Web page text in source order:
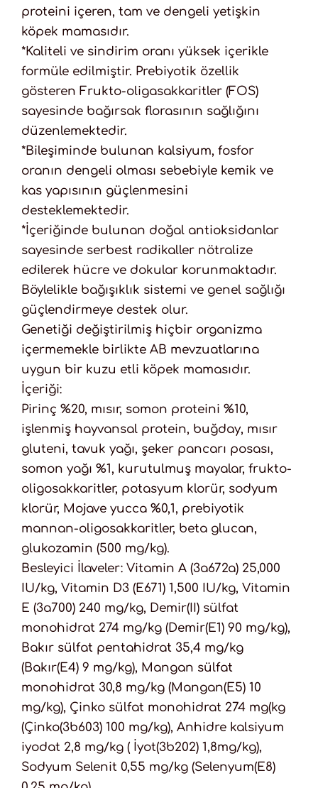
proteini içeren, tam ve dengeli yetişkin
köpek mamasıdır.
*Kaliteli ve sindirim oranı yüksek içerikle
formüle edilmiştir. Prebiyotik özellik
gösteren Frukto-oligasakkaritler (FOS)
sayesinde bağırsak florasının sağlığını
düzenlemektedir.
*Bileşiminde bulunan kalsiyum, fosfor
oranın dengeli olması sebebiyle kemik ve
kas yapısının güçlenmesini
desteklemektedir.
*İçeriğinde bulunan doğal antioksidanlar
sayesinde serbest radikaller nötralize
edilerek hücre ve dokular korunmaktadır.
Böylelikle bağışıklık sistemi ve genel sağlığı
güçlendirmeye destek olur.
Genetiği değiştirilmiş hiçbir organizma
içermemekle birlikte AB mevzuatlarına
uygun bir kuzu etli köpek mamasıdır.
İçeriği:
Pirinç %20, mısır, somon proteini %10,
işlenmiş hayvansal protein, buğday, mısır
gluteni, tavuk yağı, şeker pancarı posası,
somon yağı %1, kurutulmuş mayalar, frukto-
oligosakkaritler, potasyum klorür, sodyum
klorür, Mojave yucca %0,1, prebiyotik
mannan-oligosakkaritler, beta glucan,
glukozamin (500 mg/kg).
Besleyici İlaveler: Vitamin A (3a672a) 25,000
IU/kg, Vitamin D3 (E671) 1,500 IU/kg, Vitamin
E (3a700) 240 mg/kg, Demir(II) sülfat
monohidrat 274 mg/kg (Demir(E1) 90 mg/kg),
Bakır sülfat pentahidrat 35,4 mg/kg
(Bakır(E4) 9 mg/kg), Mangan sülfat
monohidrat 30,8 mg/kg (Mangan(E5) 10
mg/kg), Çinko sülfat monohidrat 274 mg(kg
(Çinko(3b603) 100 mg/kg), Anhidre kalsiyum
iyodat 2,8 mg/kg ( İyot(3b202) 1,8mg/kg),
Sodyum Selenit 0,55 mg/kg (Selenyum(E8)